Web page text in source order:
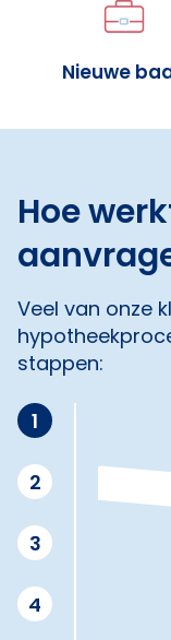
Nieuwe
Hoe
Veel van onze
stappen:
1
2
3
4